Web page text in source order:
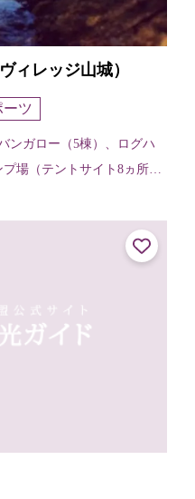
ィレッジ山城）
ーツ
ンガロー（5棟）、ログハ
場（テントサイト8ヵ所）